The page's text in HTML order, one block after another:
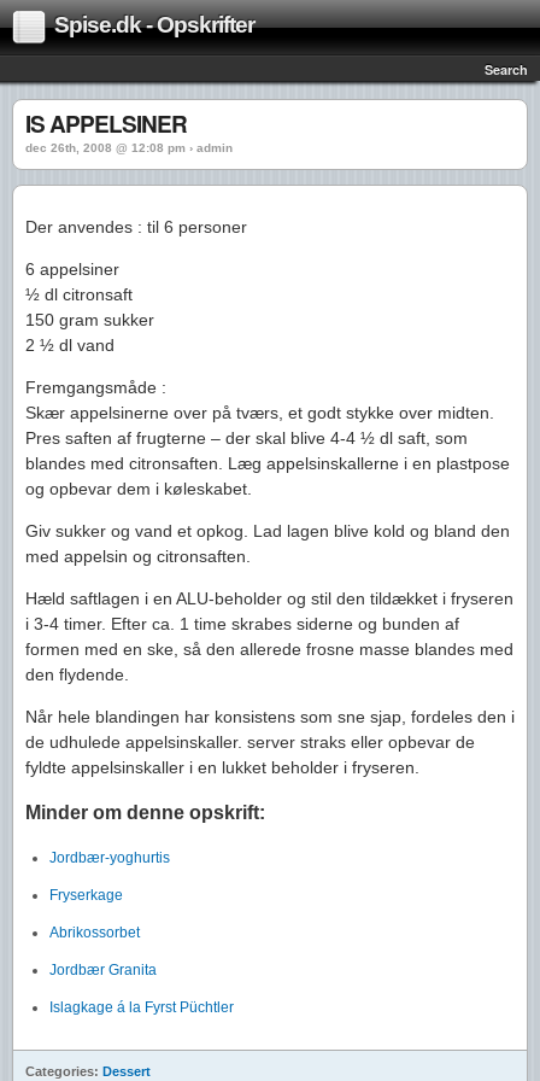
Spise.dk - Opskrifter
Search
IS APPELSINER
dec 26th, 2008 @ 12:08 pm › admin
Der anvendes : til 6 personer
6 appelsiner
½ dl citronsaft
150 gram sukker
2 ½ dl vand
Fremgangsmåde :
Skær appelsinerne over på tværs, et godt stykke over midten.
Pres saften af frugterne – der skal blive 4-4 ½ dl saft, som
blandes med citronsaften. Læg appelsinskallerne i en plastpose
og opbevar dem i køleskabet.
Giv sukker og vand et opkog. Lad lagen blive kold og bland den
med appelsin og citronsaften.
Hæld saftlagen i en ALU-beholder og stil den tildækket i fryseren
i 3-4 timer. Efter ca. 1 time skrabes siderne og bunden af
formen med en ske, så den allerede frosne masse blandes med
den flydende.
Når hele blandingen har konsistens som sne sjap, fordeles den i
de udhulede appelsinskaller. server straks eller opbevar de
fyldte appelsinskaller i en lukket beholder i fryseren.
Minder om denne opskrift:
Jordbær-yoghurtis
Fryserkage
Abrikossorbet
Jordbær Granita
Islagkage á la Fyrst Püchtler
Categories: Dessert